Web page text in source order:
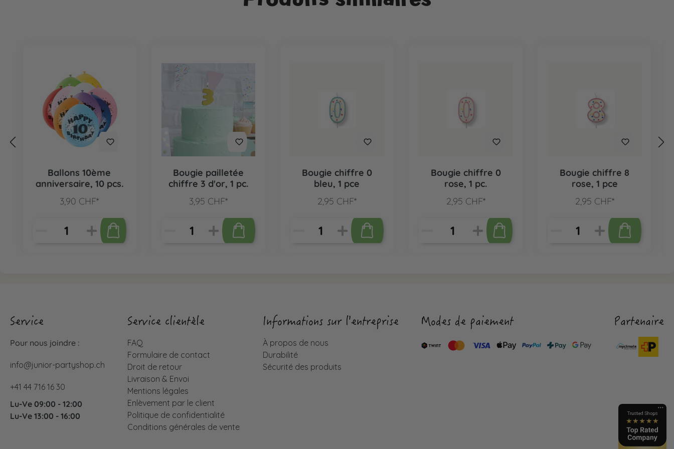
Ballons 10ème
anniversaire, 10 pcs.
3,90 CHF*
Bougie pailletée
chiffre 3 d'or, 1 pc.
3,95 CHF*
Bougie chiffre 0
bleu, 1 pce
2,95 CHF*
Bougie chiffre 0
rose, 1 pc.
2,95 CHF*
Bougie chiffre 8
rose, 1 pce
2,95 CHF*
Service
Pour nous joindre :
info@junior-partyshop.ch
+41 44 716 16 30
Lu-Ve 09:00 - 12:00
Lu-Ve 13:00 - 16:00
Service clientèle
FAQ
Formulaire de contact
Droit de retour
Livraison & Envoi
Mentions légales
Enlèvement par le client
Politique de confidentialité
Conditions générales de vente
Informations sur l'entreprise
À propos de nous
Durabilité
Sécurité des produits
Modes de paiement Partenaire